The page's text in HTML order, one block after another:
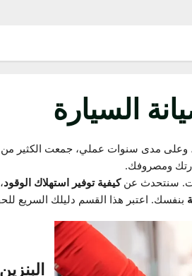
السيارة
مدى سنوات عملي، جمعت الكثير من
ومصروفك.
عنكيفية توفير استهلاك الوقود ،
اعتبر هذا القسم دليلك السريع